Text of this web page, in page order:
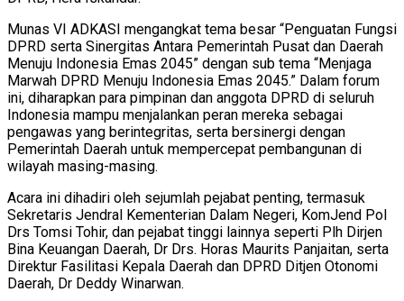
Munas VI ADKASI mengangkat tema besar “Penguatan Fungsi
DPRD serta Sinergitas Antara Pemerintah Pusat dan Daerah
Menuju Indonesia Emas 2045” dengan sub tema “Menjaga
Marwah DPRD Menuju Indonesia Emas 2045.” Dalam forum
ini, diharapkan para pimpinan dan anggota DPRD di seluruh
Indonesia mampu menjalankan peran mereka sebagai
pengawas yang berintegritas, serta bersinergi dengan
Pemerintah Daerah untuk mempercepat pembangunan di
wilayah masing-masing.
Acara ini dihadiri oleh sejumlah pejabat penting, termasuk
Sekretaris Jendral Kementerian Dalam Negeri, KomJend Pol
Drs Tomsi Tohir, dan pejabat tinggi lainnya seperti Plh Dirjen
Bina Keuangan Daerah, Dr Drs. Horas Maurits Panjaitan, serta
Direktur Fasilitasi Kepala Daerah dan DPRD Ditjen Otonomi
Daerah, Dr Deddy Winarwan.